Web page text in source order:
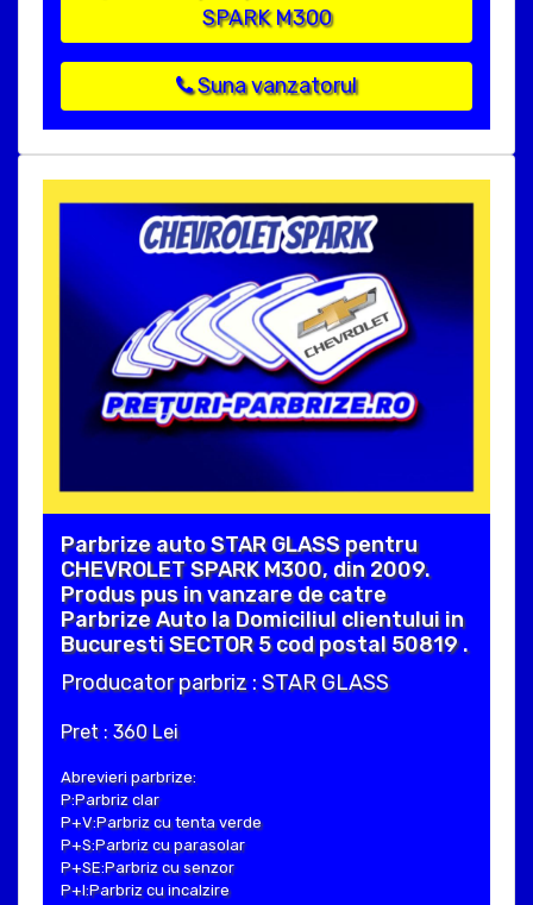
SPARK M300
Suna vanzatorul
Parbrize auto STAR GLASS pentru
CHEVROLET SPARK M300, din 2009.
Produs pus in vanzare de catre
Parbrize Auto la Domiciliul clientului in
Bucuresti SECTOR 5 cod postal 50819 .
Producator parbriz : STAR GLASS
Pret : 360 Lei
Abrevieri parbrize:
P:Parbriz clar
P+V:Parbriz cu tenta verde
P+S:Parbriz cu parasolar
P+SE:Parbriz cu senzor
P+I:Parbriz cu incalzire